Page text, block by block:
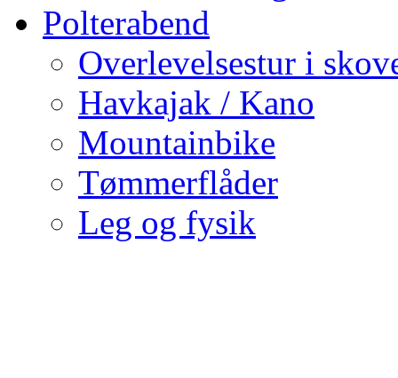
Polterabend
Overlevelsestur i
Havkajak / Kano
Mountainbike
Tømmerflåder
Leg og fysik